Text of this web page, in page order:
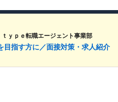
ｙｐｅ転職エージェント事業部
目指す方に／面接対策・求人紹介